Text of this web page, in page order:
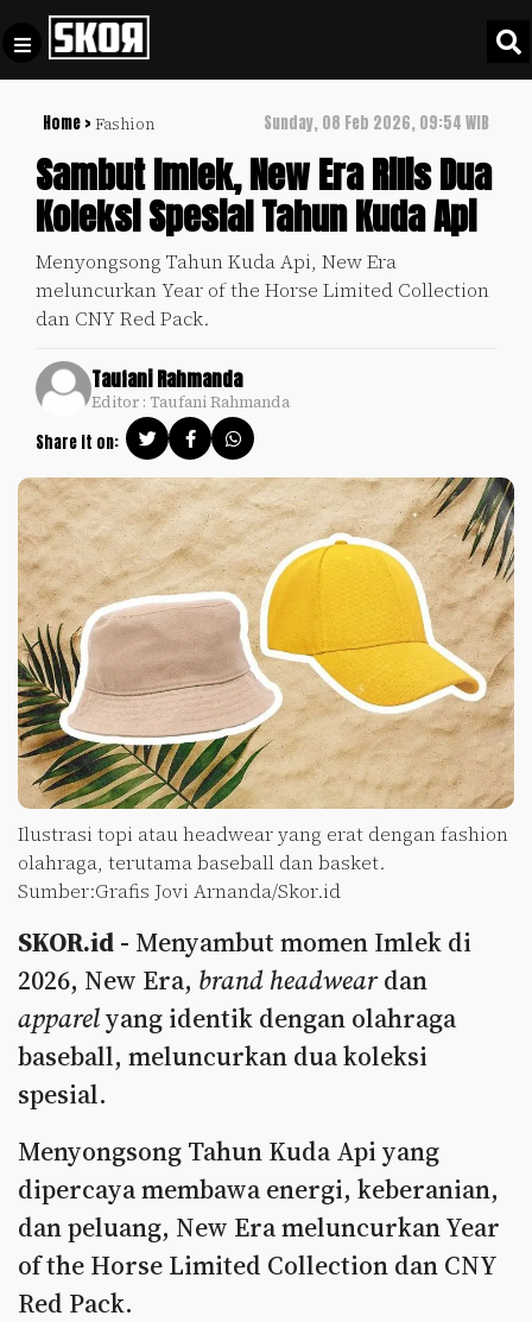
Home > Fashion Sunday, 08 Feb 2026, 09:54 WIB
Sambut Imlek, New Era Rilis Dua
Koleksi Spesial Tahun Kuda Api
Menyongsong Tahun Kuda Api, New Era
meluncurkan Year of the Horse Limited Collection
dan CNY Red Pack.
Taufani Rahmanda
Editor : Taufani Rahmanda
Share it on:
Ilustrasi topi atau headwear yang erat dengan fashion
olahraga, terutama baseball dan basket.
Sumber:Grafis Jovi Arnanda/Skor.id
SKOR.id - Menyambut momen Imlek di
2026, New Era, brand headweardan
apparelyang identik dengan olahraga
baseball, meluncurkan dua koleksi
spesial.
Menyongsong Tahun Kuda Api yang
dipercaya membawa energi, keberanian,
dan peluang, New Era meluncurkan Year
of the Horse Limited Collection dan CNY
Red Pack.
Football +
Culture +
Sports
Update
+
Timnas
Indonesia
SKOR
SPECIAL
Video
Policy
Pedoman
Media
Siber
Tentang